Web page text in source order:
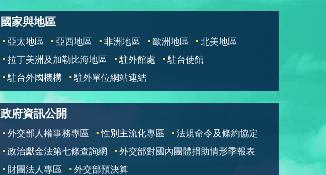
國家與地區
亞太地區 亞西地區 非洲地區 歐洲地區
北美地區
拉丁美洲及加勒比海地區
駐外館處
駐台使館
駐台外國機構
駐外單位網站連結
政府資訊公開
外交部人權事務專區 性別主流化專區
法規命令及條約協定
政治獻金法第七條查詢網
外交部對國內團體捐助情形季報表
財團法人專區
外交部預決算